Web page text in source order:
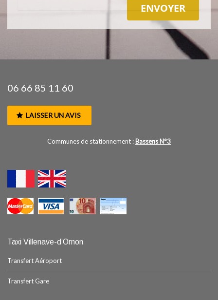
06 66 85 11 60
LAISSER UN AVIS
Communes de stationnement : Bassens N°3
Taxi Villenave-d’Ornon
Transfert Aéroport
Transfert Gare